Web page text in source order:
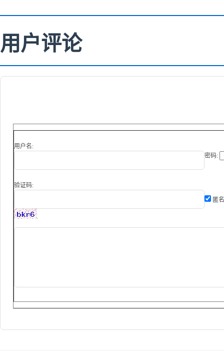
用户评论
用户名:
密码:
验证码:
匿